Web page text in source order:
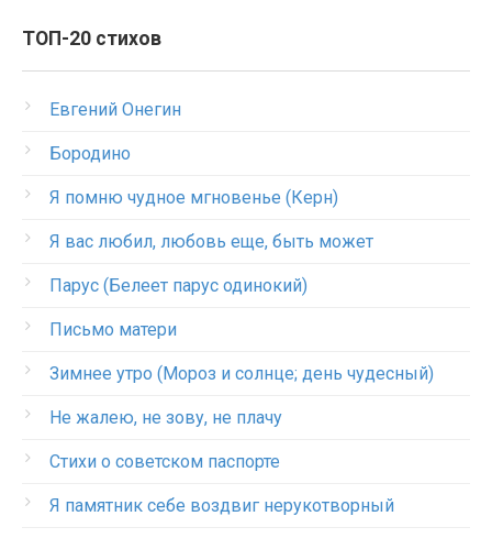
ТОП-20 стихов
Евгений Онегин
Бородино
Я помню чудное мгновенье (Керн)
Я вас любил, любовь еще, быть может
Парус (Белеет парус одинокий)
Письмо матери
Зимнее утро (Мороз и солнце; день чудесный)
Не жалею, не зову, не плачу
Стихи о советском паспорте
Я памятник себе воздвиг нерукотворный